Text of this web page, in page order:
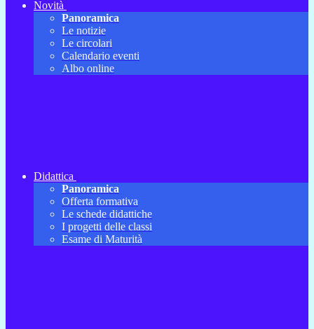
Novità
Panoramica
Le notizie
Le circolari
Calendario eventi
Albo online
Didattica
Panoramica
Offerta formativa
Le schede didattiche
I progetti delle classi
Esame di Maturità